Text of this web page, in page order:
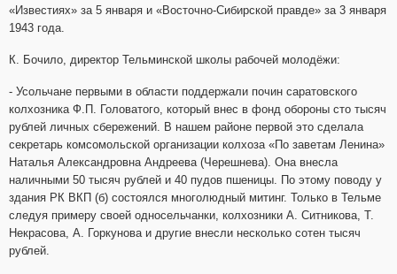
«Известиях» за 5 января и «Восточно-Сибирской правде» за 3 января
1943 года.
К. Бочило, директор Тельминской школы рабочей молодёжи:
- Усольчане первыми в области поддержали почин саратовского
колхозника Ф.П. Головатого, который внес в фонд обороны сто тысяч
рублей личных сбережений. В нашем районе первой это сделала
секретарь комсомольской организации колхоза «По заветам Ленина»
Наталья Александровна Андреева (Черешнева). Она внесла
наличными 50 тысяч рублей и 40 пудов пшеницы. По этому поводу у
здания РК ВКП (б) состоялся многолюдный митинг. Только в Тельме
следуя примеру своей односельчанки, колхозники А. Ситникова, Т.
Некрасова, А. Горкунова и другие внесли несколько сотен тысяч
рублей.